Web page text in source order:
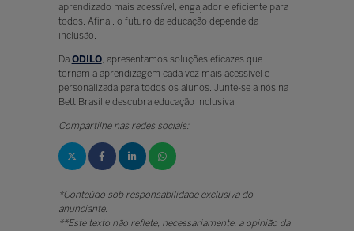
aprendizado mais acessível, engajador e eficiente para
todos. Afinal, o futuro da educação depende da
inclusão.
Da ODILO, apresentamos soluções eficazes que
tornam a aprendizagem cada vez mais acessível e
personalizada para todos os alunos. Junte-se a nós na
Bett Brasil e descubra educação inclusiva.
Compartilhe nas redes sociais:
*Conteúdo sob responsabilidade exclusiva do
anunciante.
**Este texto não reflete, necessariamente, a opinião da